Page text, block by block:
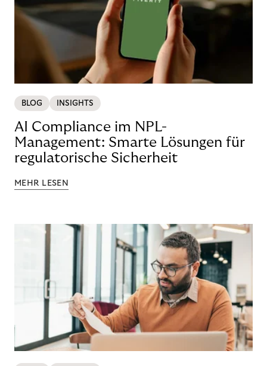
BLOG INSIGHTS
AI Compliance im NPL-
Management: Smarte Lösungen für
regulatorische Sicherheit
MEHR LESEN